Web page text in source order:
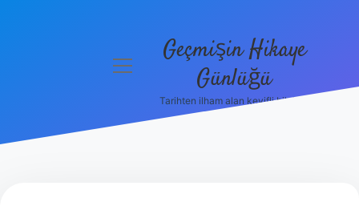
menüyü
Geçmişin Hikaye
Günlüğü
Tarihten ilham alan keyifli bilgiler!